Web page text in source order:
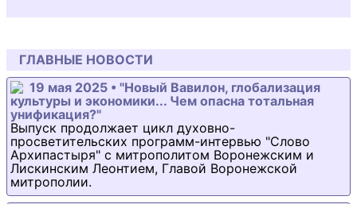
ГЛАВНЫЕ НОВОСТИ
19 мая 2025 • "Новый Вавилон, глобализация
культуры и экономики... Чем опасна тотальная
унификация?"
Выпуск продолжает цикл духовно-
просветительских программ-интервью "Слово
Архипастыря" с митрополитом Воронежским и
Лискинским Леонтием, Главой Воронежской
митрополии.